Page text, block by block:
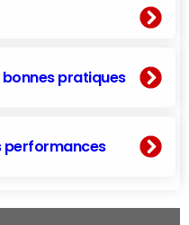
bonnes pratiques
performances